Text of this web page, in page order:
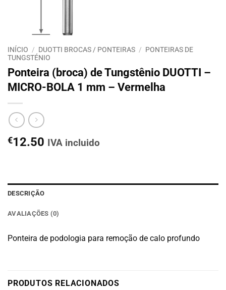
INÍCIO / DUOTTI BROCAS / PONTEIRAS / PONTEIRAS DE
TUNGSTÉNIO
Ponteira (broca) de Tungstênio DUOTTI –
MICRO-BOLA 1 mm – Vermelha
€12.50 IVA incluido
DESCRIÇÃO
AVALIAÇÕES (0)
Ponteira de podologia para remoção de calo profundo
PRODUTOS RELACIONADOS